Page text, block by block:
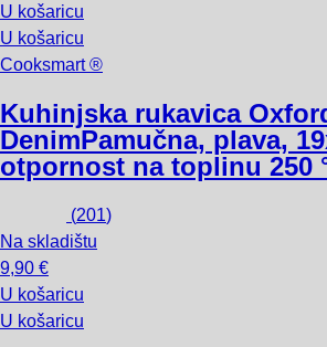
U košaricu
U košaricu
Cooksmart ®
Kuhinjska rukavica
DenimPamučna, plava,
otpornost na toplinu 250
(201)
Na skladištu
9,90 €
U košaricu
U košaricu